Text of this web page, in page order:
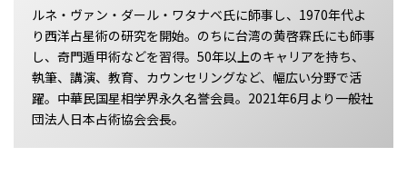
ルネ・ヴァン・ダール・ワタナベ氏に師事し、1970年代よ
り西洋占星術の研究を開始。のちに台湾の黄啓霖氏にも師事
し、奇門遁甲術などを習得。50年以上のキャリアを持ち、
執筆、講演、教育、カウンセリングなど、幅広い分野で活
躍。中華民国星相学界永久名誉会員。2021年6月より一般社
団法人日本占術協会会長。